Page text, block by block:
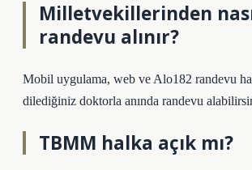
Milletvekillerinden
randevu alınır?
Mobil uygulama, web ve Alo182 randevu
dilediğiniz doktorla anında randevu
TBMM halka açık mı?